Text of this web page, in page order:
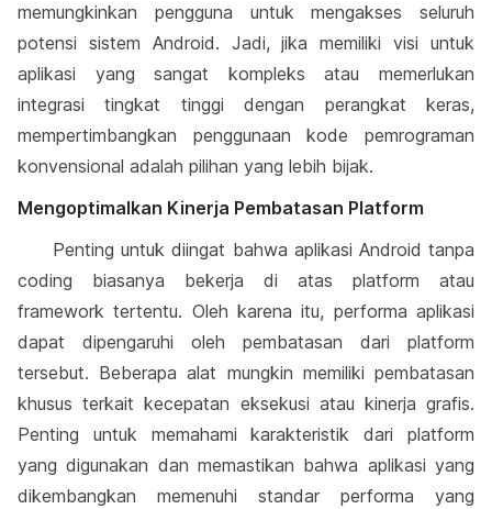
memungkinkan pengguna untuk mengakses seluruh
potensi sistem Android. Jadi, jika memiliki visi untuk
aplikasi yang sangat kompleks atau memerlukan
integrasi tingkat tinggi dengan perangkat keras,
mempertimbangkan penggunaan kode pemrograman
konvensional adalah pilihan yang lebih bijak.
Mengoptimalkan Kinerja Pembatasan Platform
Penting untuk diingat bahwa aplikasi Android tanpa
coding biasanya bekerja di atas platform atau
framework tertentu. Oleh karena itu, performa aplikasi
dapat dipengaruhi oleh pembatasan dari platform
tersebut. Beberapa alat mungkin memiliki pembatasan
khusus terkait kecepatan eksekusi atau kinerja grafis.
Penting untuk memahami karakteristik dari platform
yang digunakan dan memastikan bahwa aplikasi yang
dikembangkan memenuhi standar performa yang